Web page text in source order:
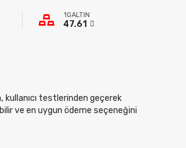
1GALTIN
47.61
kullanıcı testlerinden geçerek
ve en uygun ödeme seçeneğini